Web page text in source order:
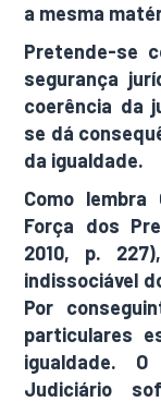
a mesma
Pretende-se
segurança
coerência da
se dá
da igualdade.
Como lembra
Força dos
2010, p.
indissociável
Por
particulares
igualdade.
Judiciário